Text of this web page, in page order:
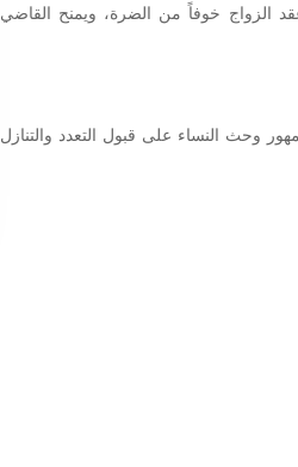
الزواج خوفاً من الضرة، ويمنح القاضي
وحث النساء على قبول التعدد والتنازل